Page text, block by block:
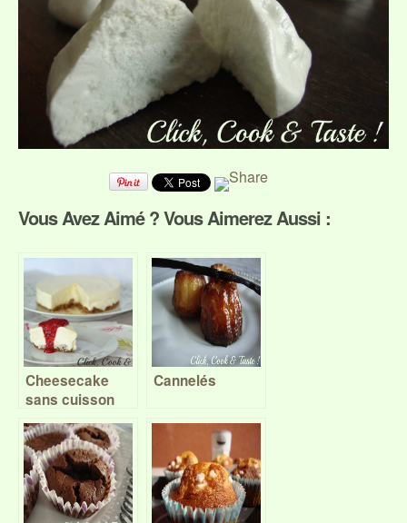
Vous Avez Aimé ? Vous Aimerez Aussi :
Cheesecake
sans cuisson
Cannelés